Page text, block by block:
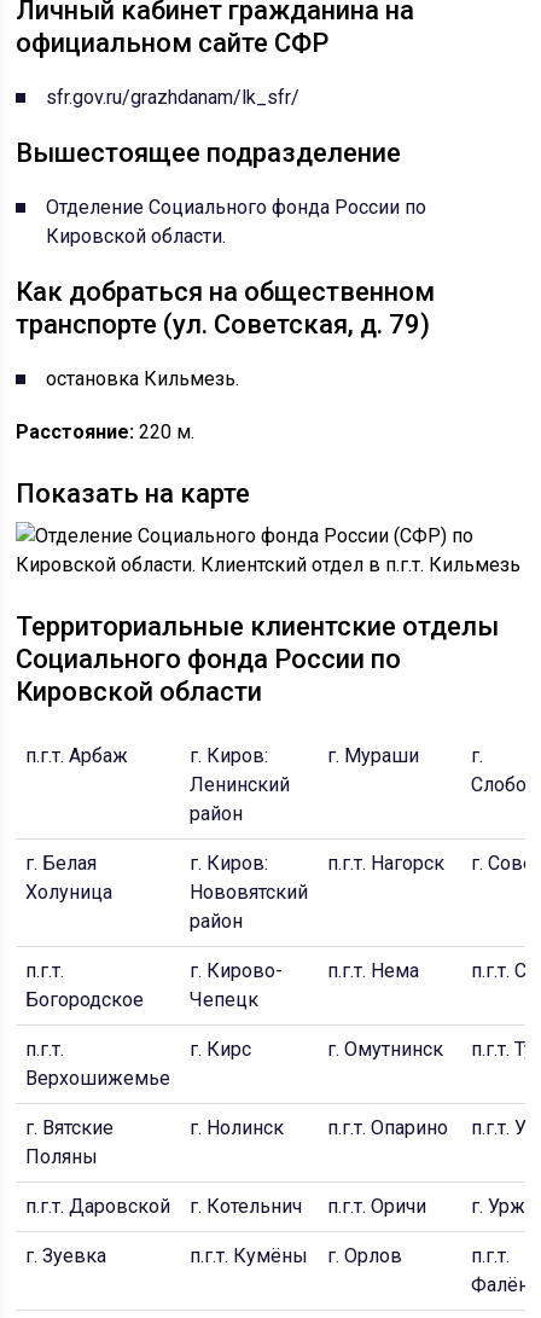
Личный кабинет гражданина на
официальном сайте СФР
sfr.gov.ru/grazhdanam/lk_sfr/
Вышестоящее подразделение
Отделение Социального фонда России по
Кировской области.
Как добраться на общественном
транспорте (ул. Советская, д. 79)
остановка Кильмезь.
Расстояние: 220 м.
Показать на карте
Территориальные клиентские отделы
Социального фонда России по
Кировской области
п.г.т. Арбаж
г. Киров:
Ленинский
район
г. Мураши
г.
г. Белая
Холуница
г. Киров:
Нововятский
район
п.г.т. Нагорск г.
п.г.т.
Богородское
г. Кирово-
Чепецк
п.г.т. Нема п.г.т.
п.г.т.
Верхошижемье
г. Кирс г. Омутнинск п.г.т.
г. Вятские
Поляны
г. Нолинск п.г.т. Опарино п.г.т.
п.г.т. Даровской г. Котельнич п.г.т. Оричи г.
г. Зуевка п.г.т. Кумёны г. Орлов
п.г.т.